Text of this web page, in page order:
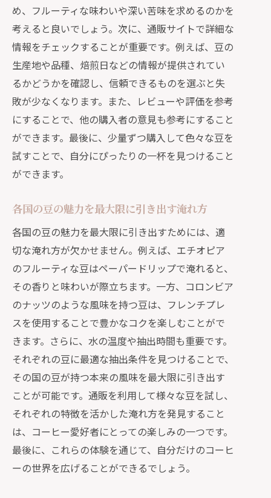
通販を通じて広がるコーヒーの楽しみ
方
日常に彩りを与える通販コーヒー活用
術
自宅で簡単に楽しむカフェ気分
通販を利用したコーヒーの新しい発見
世界を巡る感覚を通販でお届けするコーヒ
ーの旅
通販で楽しむ世界各国のコーヒーの魅
自宅にいながら世界を旅する通販コー
ヒー
各国の風味を体験する通販コーヒーの
選び方
コーヒーを通じて感じる異文化の魅力
通販で叶える世界旅行気分のコーヒー
選び
世界のコーヒーを飲み比べて感じる違
い
め、フルーティな味わいや深い苦味を求めるのかを
考えると良いでしょう。次に、通販サイトで詳細な
情報をチェックすることが重要です。例えば、豆の
生産地や品種、焙煎日などの情報が提供されてい
るかどうかを確認し、信頼できるものを選ぶと失
敗が少なくなります。また、レビューや評価を参考
にすることで、他の購入者の意見も参考にすること
ができます。最後に、少量ずつ購入して色々な豆を
試すことで、自分にぴったりの一杯を見つけること
ができます。
各国の豆の魅力を最大限に引き出す淹れ方
各国の豆の魅力を最大限に引き出すためには、適
切な淹れ方が欠かせません。例えば、エチオピア
のフルーティな豆はペーパードリップで淹れると、
その香りと味わいが際立ちます。一方、コロンビア
のナッツのような風味を持つ豆は、フレンチプレ
スを使用することで豊かなコクを楽しむことがで
きます。さらに、水の温度や抽出時間も重要です。
それぞれの豆に最適な抽出条件を見つけることで、
その国の豆が持つ本来の風味を最大限に引き出す
ことが可能です。通販を利用して様々な豆を試し、
それぞれの特徴を活かした淹れ方を発見すること
は、コーヒー愛好者にとっての楽しみの一つです。
最後に、これらの体験を通じて、自分だけのコーヒ
ーの世界を広げることができるでしょう。